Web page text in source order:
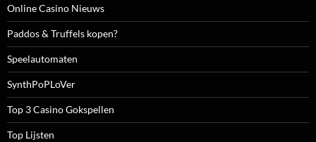
Online Casino Nieuws
Paddos & Truffels kopen?
Speelautomaten
SynthPoPLoVer
Top 3 Casino Gokspellen
Top Lijsten